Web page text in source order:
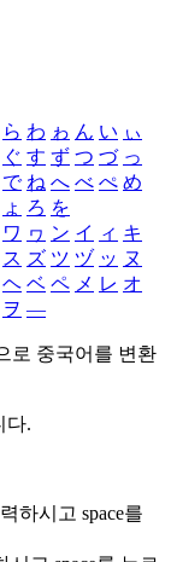
ら わ ゎ ん い ぃ
ぐ す ず つ づ っ
で ね へ べ ぺ め
ょ ろ を
ワ ヮ ン イ ィ キ
ス ズ ツ ヅ ッ ヌ
ヘ ベ ペ メ レ オ
ヲ ―
로 중국어를 변환
다.
하시고 space를